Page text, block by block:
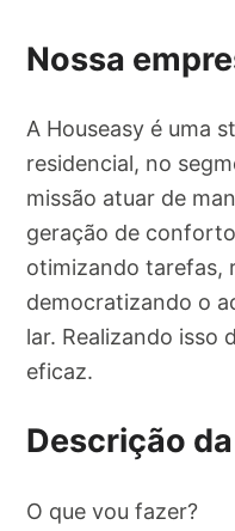
Nossa
A Houseasy é uma
residencial, no
missão atuar de
geração de
otimizando tarefas,
democratizando o
lar. Realizando isso
eficaz.
Descrição
O que vou fazer?